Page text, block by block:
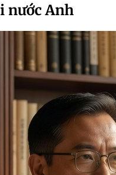
nước Anh